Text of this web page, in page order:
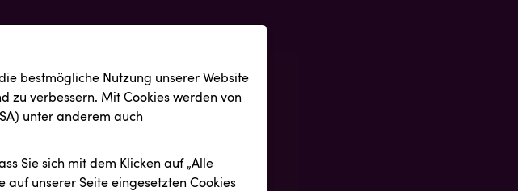
best­mögliche Nutzung unserer Website
zu verbessern. Mit Cookies werden von
unter anderem auch
Sie sich mit dem Klicken auf „Alle
unserer Seite eingesetzten Cookies